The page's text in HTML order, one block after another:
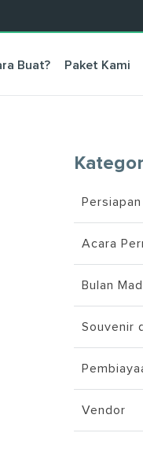
Buat? Paket Kami
Acara
Bulan
Souvenir
Vendor